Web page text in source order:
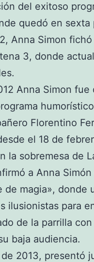
del exitoso
quedó en
Anna Simon
3, donde
Anna Simon fue
Florentino
el 18 de
la sobremesa de
a Anna
de magia», donde
ilusionistas para
de la parrilla
baja audiencia.
2013, presentó